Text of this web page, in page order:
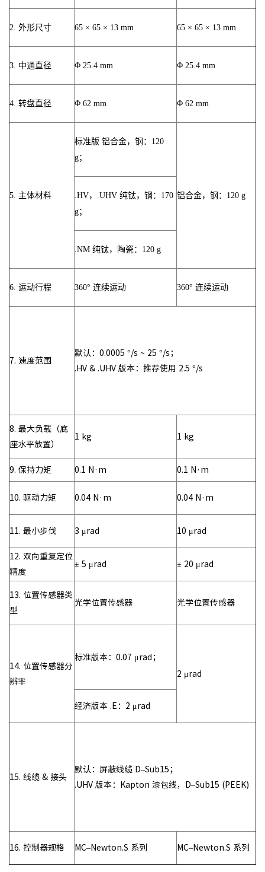
2. 外形尺寸 65 × 65 × 13 mm 65 × 65 × 13 mm
3. 中通直径 Φ 25.4 mm Φ 25.4 mm
4. 转盘直径 Φ 62 mm Φ 62 mm
5. 主体材料
标准版 铝合金，钢：120
g；
铝合金，钢：120 g
.HV，.UHV 纯钛，钢：170
g；
.NM 纯钛，陶瓷：120 g
6. 运动行程 360° 连续运动 360° 连续运动
7. 速度范围
默认：0.0005 °/s ~ 25 °/s；
.HV & .UHV 版本：推荐使用 2.5 °/s
8. 最大负载（底
座水平放置）
1 kg 1 kg
9. 保持力矩 0.1 N·m 0.1 N·m
10. 驱动力矩 0.04 N·m 0.04 N·m
11. 最小步伐 3 μrad 10 μrad
12. 双向重复定位
精度
± 5 μrad ± 20 μrad
13. 位置传感器类
型
光学位置传感器 光学位置传感器
14. 位置传感器分
辨率
标准版本：0.07 μrad；
2 μrad
经济版本 .E：2 μrad
15. 线缆 & 接头
默认：屏蔽线缆 D–Sub15；
.UHV 版本：Kapton 漆包线，D–Sub15 (PEEK)
16. 控制器规格 MC–Newton.S 系列 MC–Newton.S 系列